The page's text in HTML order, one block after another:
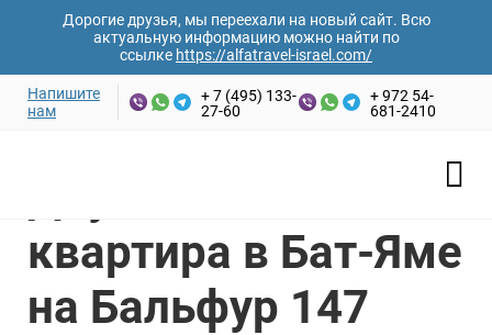
Дорогие друзья, мы переехали на новый сайт. Всю
актуальную информацию можно найти по
ссылке https://alfatravel-israel.com/
Напишите
нам
+ 7 (495) 133-
27-60
+ 972 54-
681-2410
квартира в Бат-Яме
на Бальфур 147
Ваши имя и фамилия*
Email адрес*
Номер телефона*